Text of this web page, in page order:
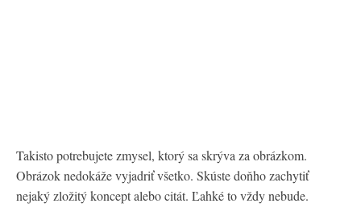
Takisto potrebujete zmysel, ktorý sa skrýva za obrázkom.
Obrázok nedokáže vyjadriť všetko. Skúste doňho zachytiť
nejaký zložitý koncept alebo citát. Ľahké to vždy nebude.